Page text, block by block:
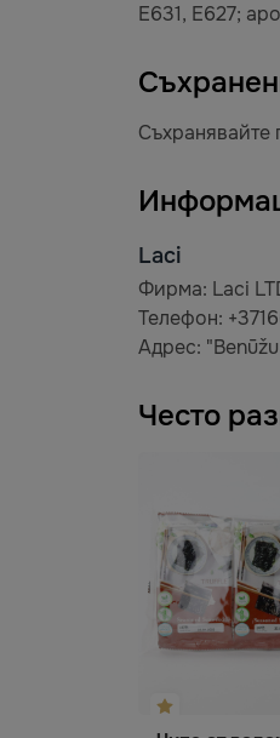
E631, E627;
Съхранявайте
Laci
Фирма: Laci
Телефон:
Адрес:
Често